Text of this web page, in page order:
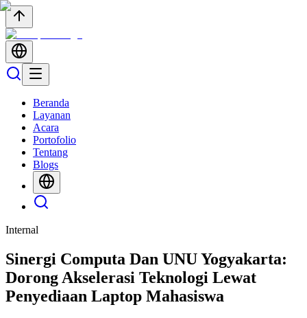
Beranda
Layanan
Acara
Portofolio
Tentang
Blogs
Internal
Sinergi Computa Dan UNU Yogyakarta:
Dorong Akselerasi Teknologi Lewat
Penyediaan Laptop Mahasiswa